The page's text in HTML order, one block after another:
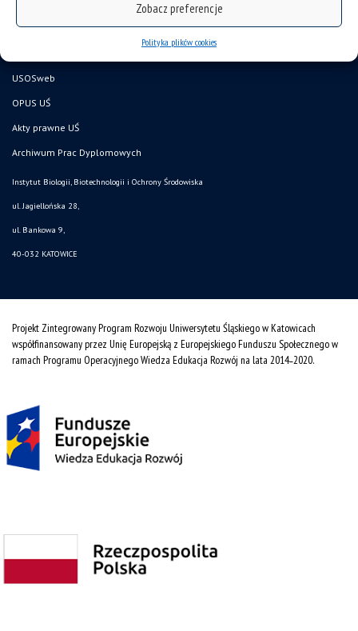
Zobacz preferencje
Polityka plików cookies
Kandydat
USOSweb
OPUS UŚ
Akty prawne UŚ
Archiwum Prac Dyplomowych
Instytut Biologii, Biotechnologii i Ochrony Środowiska
ul. Jagiellońska 28,
ul. Bankowa 9,
40-032 KATOWICE
Projekt Zintegrowany Program Rozwoju Uniwersytetu Śląskiego w Katowicach
współfinansowany przez Unię Europejską z Europejskiego Funduszu Społecznego w
ramach Programu Operacyjnego Wiedza Edukacja Rozwój na lata 2014˗2020.